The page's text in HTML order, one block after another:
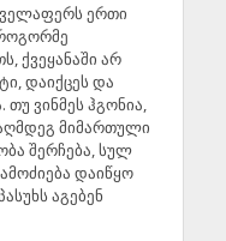
ერთი
ქვეყანაში არ
დაიქცეს და
თუ ვინმეს ჰგონია,
მიმართული
შერჩება, სულ
დაიწყო
აგებენ